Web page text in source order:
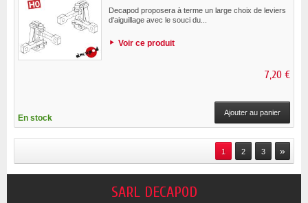
Decapod proposera à terme un large choix de leviers
d'aiguillage avec le souci du...
Voir ce produit
7,20 €
En stock
Ajouter au panier
1 2 3 »
SARL DECAPOD